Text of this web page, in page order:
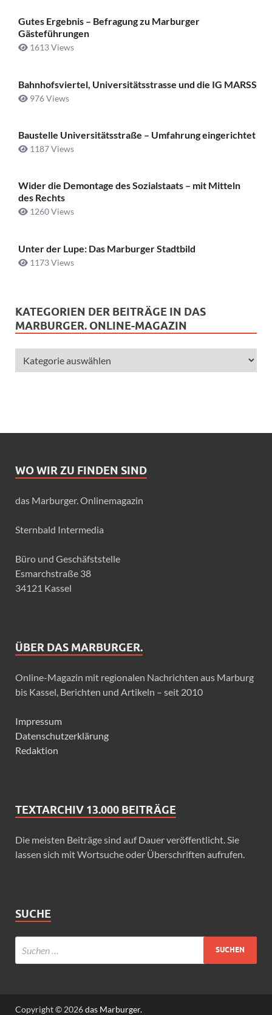
Gutes Ergebnis – Befragung zu Marburger
Gästeführungen
1613 Views
Bahnhofsviertel, Universitätsstrasse und die IG MARSS
976 Views
Baustelle Universitätsstraße ­– Umfahrung eingerichtet
1187 Views
Wider die Demontage des Sozialstaats – mit Mitteln
des Rechts
1260 Views
Unter der Lupe: Das Marburger Stadtbild
1173 Views
KATEGORIEN DER BEITRÄGE IN DAS
MARBURGER. ONLINE-MAGAZIN
WO WIR ZU FINDEN SIND
das Marburger. Onlinemagazin
Sternbald Intermedia
Büro und Geschäfststelle
Esmarchstraße 38
34121 Kassel
ÜBER DAS MARBURGER.
Online-Magazin mit regionalen Nachrichten aus Marburg
bis Kassel, Berichten und Artikeln – seit 2010
Impressum
Datenschutzerklärung
Redaktion
TEXTARCHIV 13.000 BEITRÄGE
Die meisten Beiträge sind auf Dauer veröffentlicht. Sie
lassen sich mit Wortsuche oder Überschriften aufrufen.
SUCHE
Copyright © 2026das Marburger.